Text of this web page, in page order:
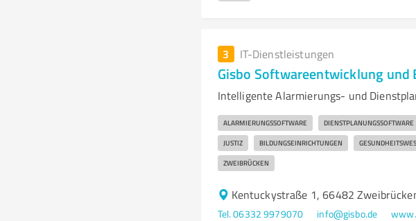
3 IT-Dienstleistungen
Gisbo Softwareentwicklung und
Intelligente Alarmierungs- und
ALARMIERUNGSSOFTWARE DIENSTPLANUNGSSOFTWARE
JUSTIZ BILDUNGSEINRICHTUNGEN
ZWEIBRÜCKEN
Kentuckystraße 1, 66482
Tel. 06332 9979070 info@gisbo.de